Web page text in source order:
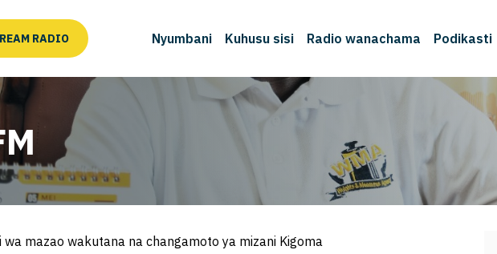
RADIO Nyumbani Kuhusu sisi Radio wanachama Podikasti
wa mazao wakutana na changamoto ya mizani Kigoma